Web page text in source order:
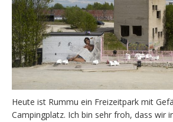
Heute ist Rummu ein Freizeitpark mit
Campingplatz. Ich bin sehr froh, dass wir